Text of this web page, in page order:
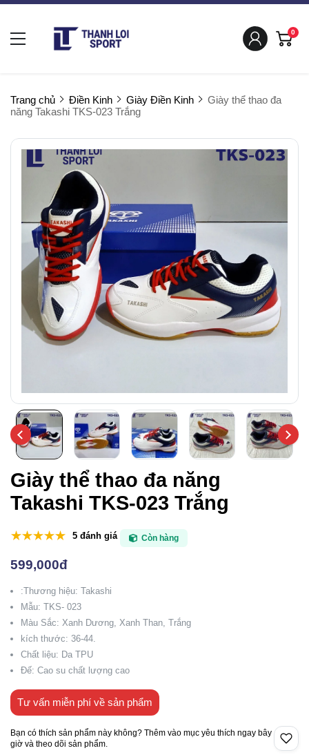
0
Trang chủ Điền Kinh Giày Điền Kinh
Giày thể thao đa
năng Takashi TKS-023 Trắng
Giày thể thao đa năng
Takashi TKS-023 Trắng
5 đánh giá Còn hàng
599,000đ
:Thương hiệu: Takashi
Mẫu: TKS- 023
Màu Sắc: Xanh Dương, Xanh Than, Trắng
kích thước: 36-44.
Chất liệu: Da TPU
Đế: Cao su chất lượng cao
Tư vấn miễn phí về sản phẩm
Bạn có thích sản phẩm này không? Thêm vào mục yêu thích ngay bây
giờ và theo dõi sản phẩm.